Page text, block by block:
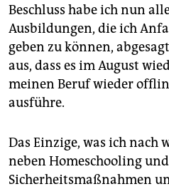
Beschluss habe ich nun
Ausbildungen, die ich
geben zu können,
aus, dass es im August
meinen Beruf wieder
ausführe.
Das Einzige, was ich nach
neben Homeschooling und
Sicherheitsmaßnahmen